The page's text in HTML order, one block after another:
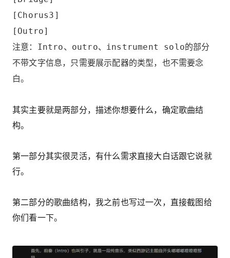
[Chorus3]
[Outro]
注意：Intro、outro、instrument solo的部分
不带文字信息，只需要展示配器的类型，也不需要念
白。
其实主要就是两部分，描述你想要什么，确定歌曲结
构。
第一部分其实很灵活，有什么需求直接大白话跟它说就
行。
第二部分的歌曲结构，我之前也写过一次，直接截图给
你们看一下。